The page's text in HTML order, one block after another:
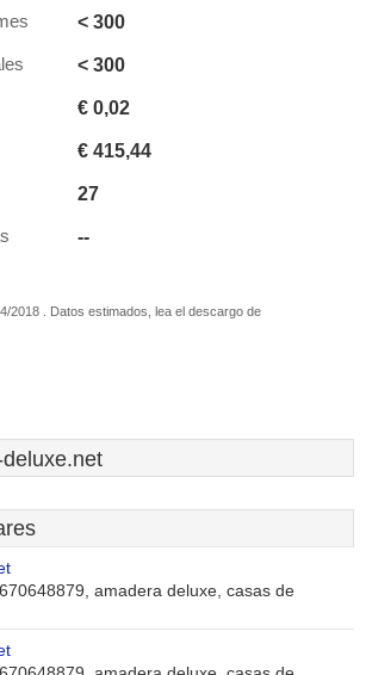
< 300
< 300
€ 0,02
€ 415,44
27
--
2018 . Datos estimados, lea el descargo de
amadera deluxe, casas de